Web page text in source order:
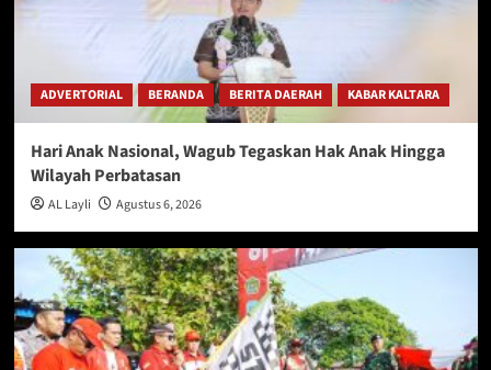
ADVERTORIAL BERANDA BERITA DAERAH KABAR KALTARA
Hari Anak Nasional, Wagub Tegaskan Hak Anak Hingga
Wilayah Perbatasan
AL Layli Agustus 6, 2026